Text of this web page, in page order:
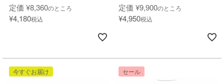
定価 ¥8,360のところ
¥4,180税込
定価 ¥9,900のところ
¥4,950税込
今すぐお届け セール